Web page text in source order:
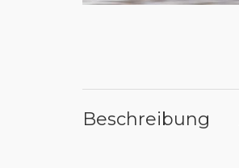
Beschreibung